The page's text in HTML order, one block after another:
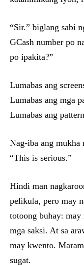
“Sir.” biglang sabi
GCash number po
po ipakita?”
Lumabas ang
Lumabas ang mga
Lumabas ang
Nag-iba ang mukha
“This is serious.”
Hindi man
pelikula, pero may
totoong buhay: may
mga saksi. At sa
may kwento.
sugat.